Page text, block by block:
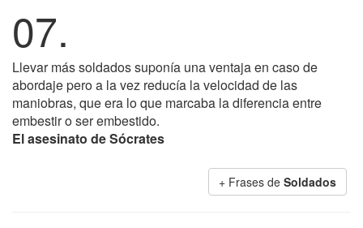
07.
Llevar más soldados suponía una ventaja en caso de
abordaje pero a la vez reducía la velocidad de las
maniobras, que era lo que marcaba la diferencia entre
embestir o ser embestido.
El asesinato de Sócrates
+ Frases de Soldados